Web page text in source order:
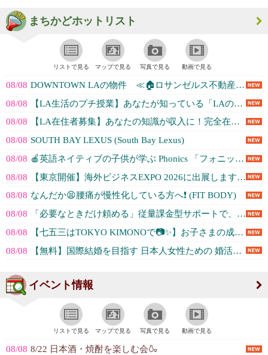
まちかどホットリスト
リストで見る マップで見る 写真で見る 動画で見る
08/08 DOWNTOWN LAの物件 ≪🏠ロサンゼルス不動産★オレンジカウンティ不動... (KW / まつもと きみ ロサンゼルス不...)
08/08
【LA生活のプチ授業】あなたが知っている「LAの常識」、実は日本の旅行者が一... (Shige's Home)
08/08
【LA在住者募集】あなたの知識が収入に！完全在宅のオンラインコンシェルジュ (Shige's Home)
08/08 SOUTH BAY LEXUS (South Bay Lexus)
08/08 🍎英語ネイティブの子供が学ぶ Phonics 「フォニックス」ってなあに？... (TLC for Kids LA)
08/08
【東京開催】海外ビジネスEXPO 2026に出展します！｜尾崎真由美会計事務... (Todd's Accounti...)
08/08 なんだか😫腰痛が慢性化している方へ❗️ (FIT BODY)
08/08
「必要なときだけ頼める」従量課金型サポートで、仕事の効率アップ！ (アイティーワークス)
08/08
【七五三はTOKYO KIMONOで📷✨】お子さまの成長の記録を写真に残しま... (TOKYO KIMONO)
08/08
【無料】国際結婚を目指す 日本人女性ための 婚活診断 (海外結婚相談所・TJM（旧Kaiwa-U...)
イベント情報
リストで見る マップで見る 写真で見る 動画で見る
08/08 8/22 日本酒・焼酎を楽しむ会🍶